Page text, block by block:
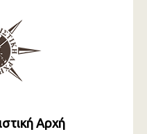
Αρχή